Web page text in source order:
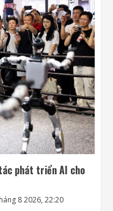
phát triển AI cho
8 2026, 22:20